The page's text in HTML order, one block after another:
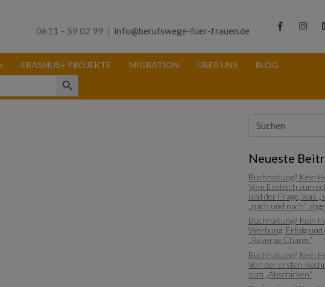
0611 – 59 02 99 | info@berufswege-fuer-frauen.de
ERASMUS+ PROJEKTE MIGRATION ÜBER UNS BLOG
Search Button
Neueste
Buchhaltung? Kein
Vom Esstisch zum
und der Frage, was
„nach und nach“
Buchhaltung? Kein
Werbung, Erfolg und
„Reverse Charge“
Buchhaltung? Kein
Von der ersten
zum „Abschicken“